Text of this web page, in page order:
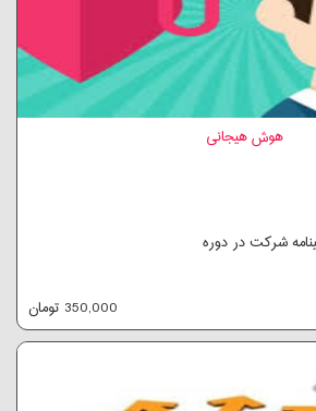
هوش هیجانی
شرکت در دوره
350,000 تومان